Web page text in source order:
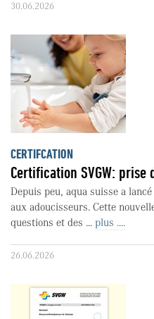
30.06.2026
CERTIFCATION
Certification SVGW: prise
Depuis peu, aqua suisse a
aux adoucisseurs. Cette
questions et des ... plus ....
26.06.2026